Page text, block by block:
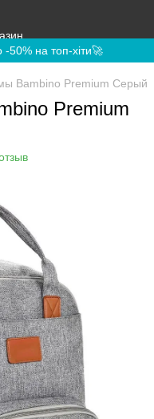
на топ-хіти🚀
Bambino Premium Серый
Premium